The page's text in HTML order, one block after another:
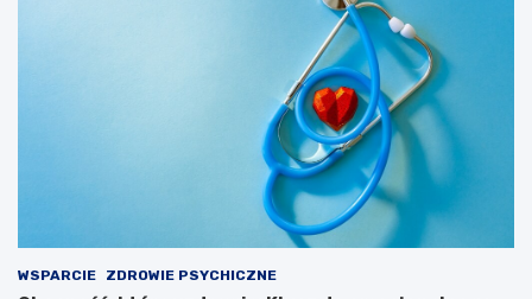
WSPARCIE ZDROWIE PSYCHICZNE